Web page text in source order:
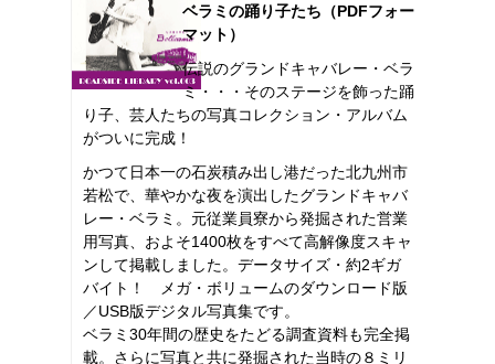
ベラミの踊り子たち（PDFフォー
マット）
伝説のグランドキャバレー・ベラ
ミ・・・そのステージを飾った踊
り子、芸人たちの写真コレクション・アルバム
がついに完成！
かつて日本一の石炭積み出し港だった北九州市
若松で、華やかな夜を演出したグランドキャバ
レー・ベラミ。元従業員寮から発掘された営業
用写真、およそ1400枚をすべて高解像度スキャ
ンして掲載しました。データサイズ・約2ギガ
バイト！ メガ・ボリュームのダウンロード版
／USB版デジタル写真集です。
ベラミ30年間の歴史をたどる調査資料も完全掲
載。さらに写真と共に発掘された当時の８ミリ